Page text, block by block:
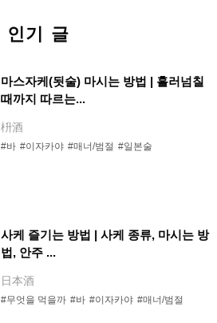
인기 글
마스자케(됫술) 마시는 방법 | 흘러넘칠
때까지 따르는...
枡酒
#바 #이자카야 #매너/범절 #일본술
사케 즐기는 방법 | 사케 종류, 마시는 방
법, 안주 ...
日本酒
#무엇을 먹을까 #바 #이자카야 #매너/범절